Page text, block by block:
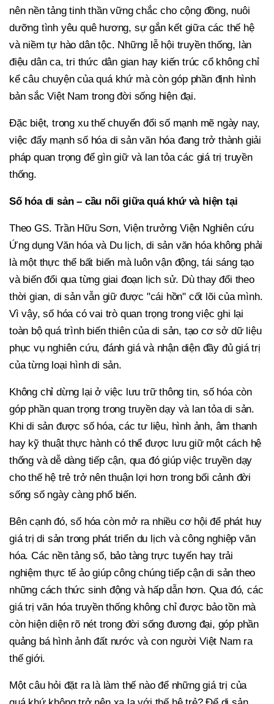
nên nền tảng tinh thần vững chắc cho cộng đồng, nuôi
dưỡng tình yêu quê hương, sự gắn kết giữa các thế hệ
và niềm tự hào dân tộc. Những lễ hội truyền thống, làn
điệu dân ca, tri thức dân gian hay kiến trúc cổ không chỉ
kể câu chuyện của quá khứ mà còn góp phần định hình
bản sắc Việt Nam trong đời sống hiện đại.
Đặc biệt, trong xu thế chuyển đổi số mạnh mẽ ngày nay,
việc đẩy mạnh số hóa di sản văn hóa đang trở thành giải
pháp quan trọng để gìn giữ và lan tỏa các giá trị truyền
thống.
Số hóa di sản – cầu nối giữa quá khứ và hiện tại
Theo GS. Trần Hữu Sơn, Viện trưởng Viện Nghiên cứu
Ứng dụng Văn hóa và Du lịch, di sản văn hóa không phải
là một thực thể bất biến mà luôn vận động, tái sáng tạo
và biến đổi qua từng giai đoạn lịch sử. Dù thay đổi theo
thời gian, di sản vẫn giữ được "cái hồn" cốt lõi của mình.
Vì vậy, số hóa có vai trò quan trọng trong việc ghi lại
toàn bộ quá trình biến thiên của di sản, tạo cơ sở dữ liệu
phục vụ nghiên cứu, đánh giá và nhận diện đầy đủ giá trị
của từng loại hình di sản.
Không chỉ dừng lại ở việc lưu trữ thông tin, số hóa còn
góp phần quan trọng trong truyền dạy và lan tỏa di sản.
Khi di sản được số hóa, các tư liệu, hình ảnh, âm thanh
hay kỹ thuật thực hành có thể được lưu giữ một cách hệ
thống và dễ dàng tiếp cận, qua đó giúp việc truyền dạy
cho thế hệ trẻ trở nên thuận lợi hơn trong bối cảnh đời
sống số ngày càng phổ biến.
Bên cạnh đó, số hóa còn mở ra nhiều cơ hội để phát huy
giá trị di sản trong phát triển du lịch và công nghiệp văn
hóa. Các nền tảng số, bảo tàng trực tuyến hay trải
nghiệm thực tế ảo giúp công chúng tiếp cận di sản theo
những cách thức sinh động và hấp dẫn hơn. Qua đó, các
giá trị văn hóa truyền thống không chỉ được bảo tồn mà
còn hiện diện rõ nét trong đời sống đương đại, góp phần
quảng bá hình ảnh đất nước và con người Việt Nam ra
thế giới.
Một câu hỏi đặt ra là làm thế nào để những giá trị của